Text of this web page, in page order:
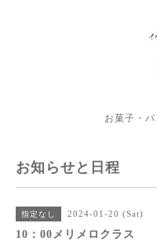
お菓子・
お知らせと日程
指定なし 2024-01-20 (Sat)
10：00メリメロクラス